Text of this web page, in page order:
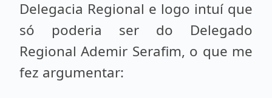
Delegacia Regional e logo intuí que
só poderia ser do Delegado
Regional Ademir Serafim, o que me
fez argumentar: